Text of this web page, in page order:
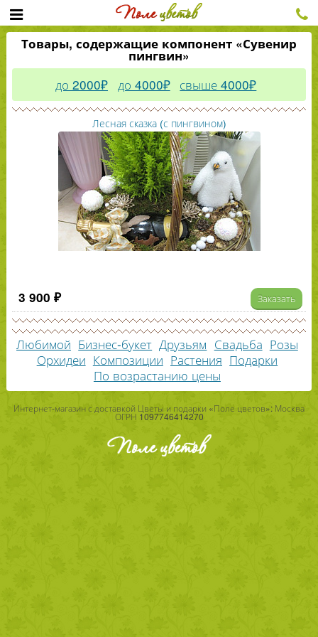
Товары, содержащие компонент «Сувенир
пингвин»
до 2000₽ до 4000₽ свыше 4000₽
Лесная сказка (с пингвином)
3 900 ₽ Заказать
Любимой Бизнес-букет Друзьям Свадьба Розы
Орхидеи Композиции Растения Подарки
По возрастанию цены
Интернет-магазин с доставкой Цветы и подарки «Поле цветов»: Москва
ОГРН 1097746414270